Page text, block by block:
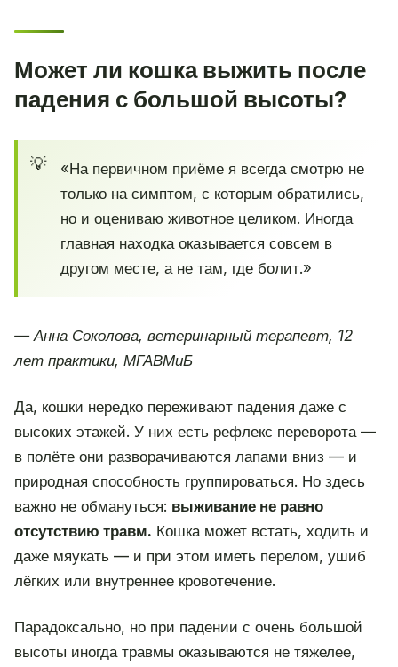
Может ли кошка выжить после
падения с большой высоты?
«На первичном приёме я всегда смотрю не
только на симптом, с которым обратились,
но и оцениваю животное целиком. Иногда
главная находка оказывается совсем в
другом месте, а не там, где болит.»
— Анна Соколова, ветеринарный терапевт, 12
лет практики, МГАВМиБ
Да, кошки нередко переживают падения даже с
высоких этажей. У них есть рефлекс переворота —
в полёте они разворачиваются лапами вниз — и
природная способность группироваться. Но здесь
важно не обмануться: выживание не равно
отсутствию травм. Кошка может встать, ходить и
даже мяукать — и при этом иметь перелом, ушиб
лёгких или внутреннее кровотечение.
Парадоксально, но при падении с очень большой
высоты иногда травмы оказываются не тяжелее,